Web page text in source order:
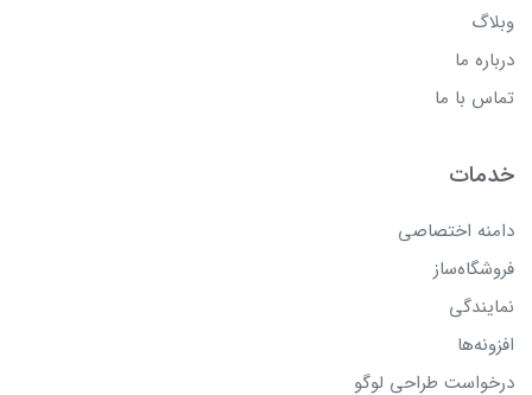
وبلاگ
درباره ما
تماس با ما
خدمات
دامنه اختصاصی
فروشگاه‌ساز
نمایندگی
افزونه‌ها
درخواست طراحی لوگو